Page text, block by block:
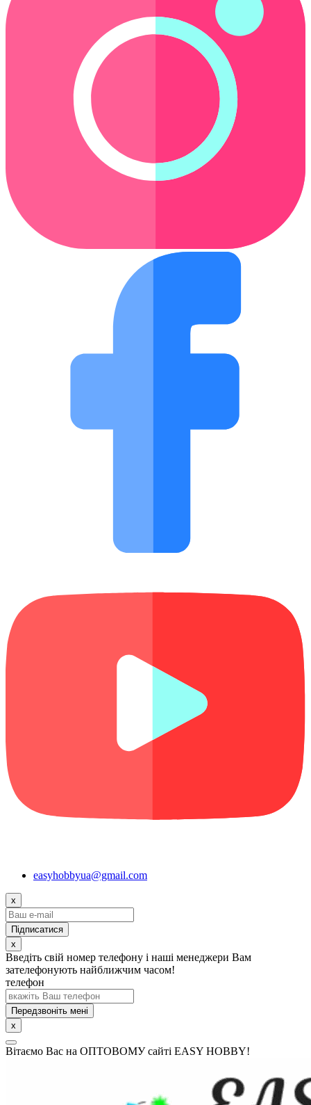
easyhobbyua@gmail.com
x
x
Введіть свій номер телефону і наші менеджери Вам
зателефонують найближчим часом!
телефон
Передзвоніть мені
x
Вітаємо Вас на ОПТОВОМУ сайті EASY HOBBY!